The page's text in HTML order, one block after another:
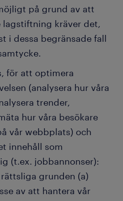
på grund av att
lagstiftning kräver det,
i dessa begränsade fall
för att optimera
(analysera hur våra
trender,
hur våra besökare
vår webbplats) och
innehåll som
(t.ex. jobbannonser):
grunden (a)
av att hantera vår